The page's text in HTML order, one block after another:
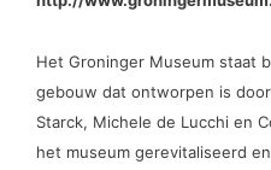
Het Groninger Museum staat
gebouw dat ontworpen is
Starck, Michele de Lucchi en
het museum gerevitaliseerd